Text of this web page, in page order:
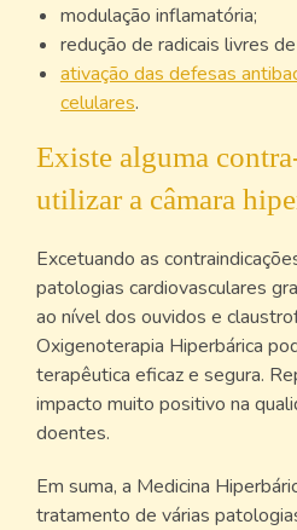
modulação inflamatória;
redução de radicais livres
ativação das defesas
celulares.
Existe alguma
utilizar a câmara
Excetuando as
patologias cardiovasculares
ao nível dos ouvidos e
Oxigenoterapia Hiperbárica
terapêutica eficaz e segura.
impacto muito positivo na
doentes.
Em suma, a Medicina
tratamento de várias